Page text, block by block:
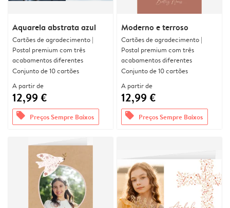
Aquarela abstrata azul
Cartões de agradecimento |
Postal premium com três
acabamentos diferentes
Conjunto de 10 cartões
A partir de
12,99 €
offers Preços Sempre Baixos
Moderno e terroso
Cartões de agradecimento |
Postal premium com três
acabamentos diferentes
Conjunto de 10 cartões
A partir de
12,99 €
offers Preços Sempre Baixos